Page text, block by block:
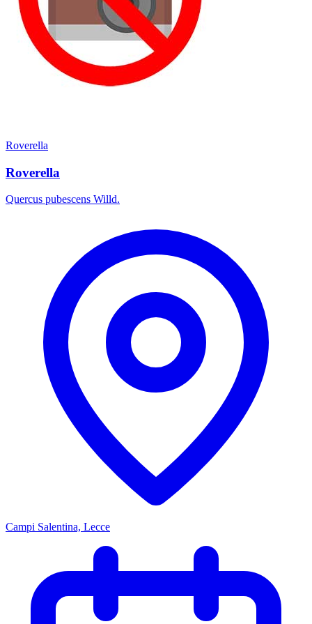
Roverella
Roverella
Quercus pubescens Willd.
Campi Salentina, Lecce